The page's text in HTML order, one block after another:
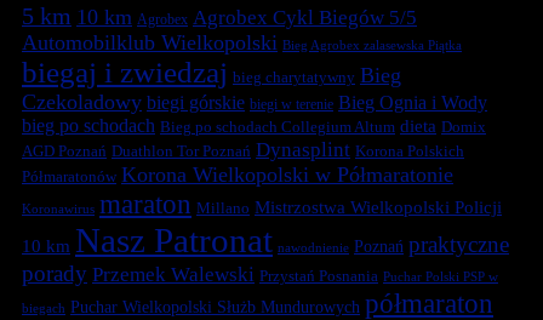
5 km 10 km Agrobex Agrobex Cykl Biegów 5/5
Automobilklub Wielkopolski Bieg Agrobex zalasewska Piątka
biegaj i zwiedzaj bieg charytatywny Bieg
Czekoladowy biegi górskie biegi w terenie Bieg Ognia i Wody
bieg po schodach Bieg po schodach Collegium Altum dieta Domix
AGD Poznań Duathlon Tor Poznań Dynasplint Korona Polskich
Półmaratonów Korona Wielkopolski w Półmaratonie
Koronawirus maraton Millano Mistrzostwa Wielkopolski Policji
10 km Nasz Patronat nawodnienie Poznań praktyczne
porady Przemek Walewski Przystań Posnania Puchar Polski PSP w
biegach Puchar Wielkopolski Służb Mundurowych półmaraton